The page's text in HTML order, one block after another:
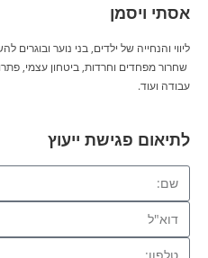
אסתי ויסמן
ליווי והנחייה של ילדים, בני נוער ובוגרים
שחרור מפחדים וחרדות, ביטחון עצמי,
עבודה ועוד.
לתיאום פגישת ייעוץ